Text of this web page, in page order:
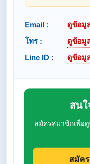
Email :
ดูข้อมู
โทร :
ดูข้อมู
Line ID :
ดูข้อมู
สน
สมัครสมาชิกเพื่อ
สมัค